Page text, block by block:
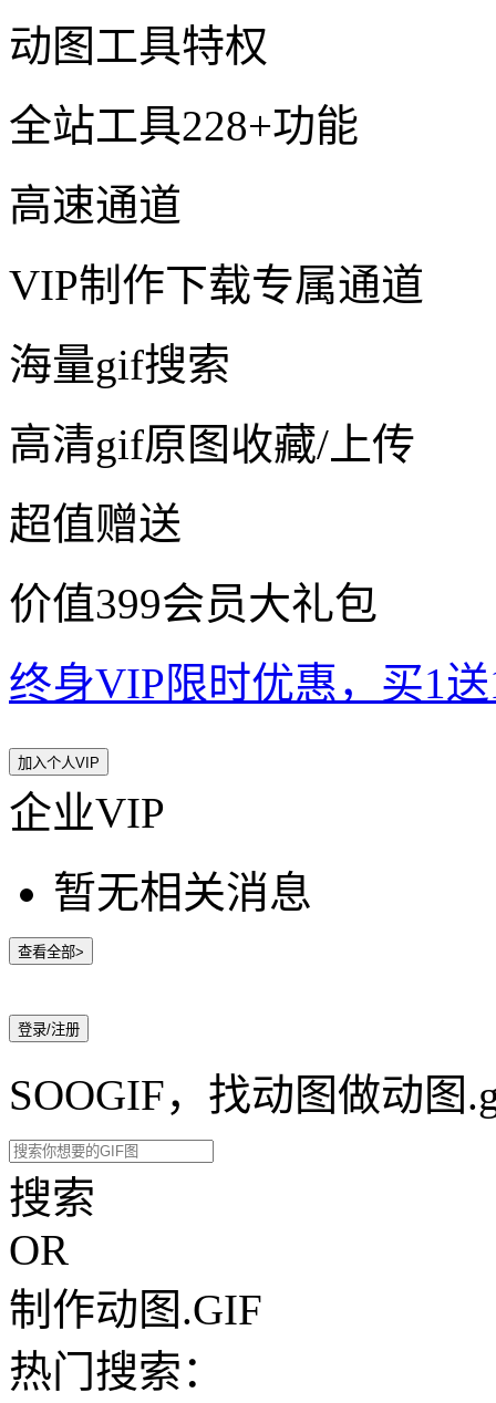
动图工具特权
全站工具228+功能
高速通道
VIP制作下载专属通道
海量gif搜索
高清gif原图收藏/上传
超值赠送
价值399会员大礼包
终身VIP限时优惠，买1
加入个人VIP
企业VIP
暂无相关消息
查看全部>
登录/注册
SOOGIF，找动图做动图
搜索
OR
制作动图.GIF
热门搜索：